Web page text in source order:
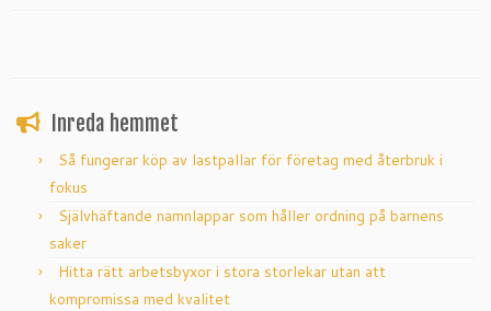
Inreda hemmet
Så fungerar köp av lastpallar för företag med återbruk i
fokus
Självhäftande namnlappar som håller ordning på barnens
saker
Hitta rätt arbetsbyxor i stora storlekar utan att
kompromissa med kvalitet